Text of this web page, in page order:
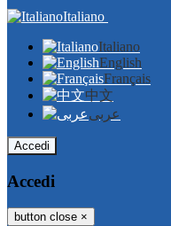
Italiano
Italiano
English
Français
中文
عربى
Accedi
Accedi
button close ×